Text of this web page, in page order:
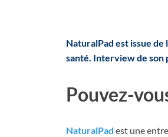
NaturalPad est issue
santé. Interview de son
Pouvez-
NaturalPad est une